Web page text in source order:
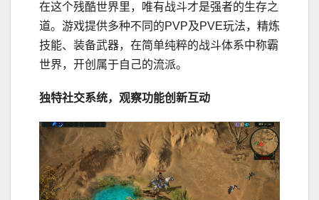
在这个残酷世界里，唯有战斗才是强者的生存之
道。游戏提供多种不同的PVP及PVE玩法，精炼
技能、装备武器，在简单纯粹的战斗体系中称霸
世界，开创属于自己的流派。
独特社交系统，观察功能创新互动